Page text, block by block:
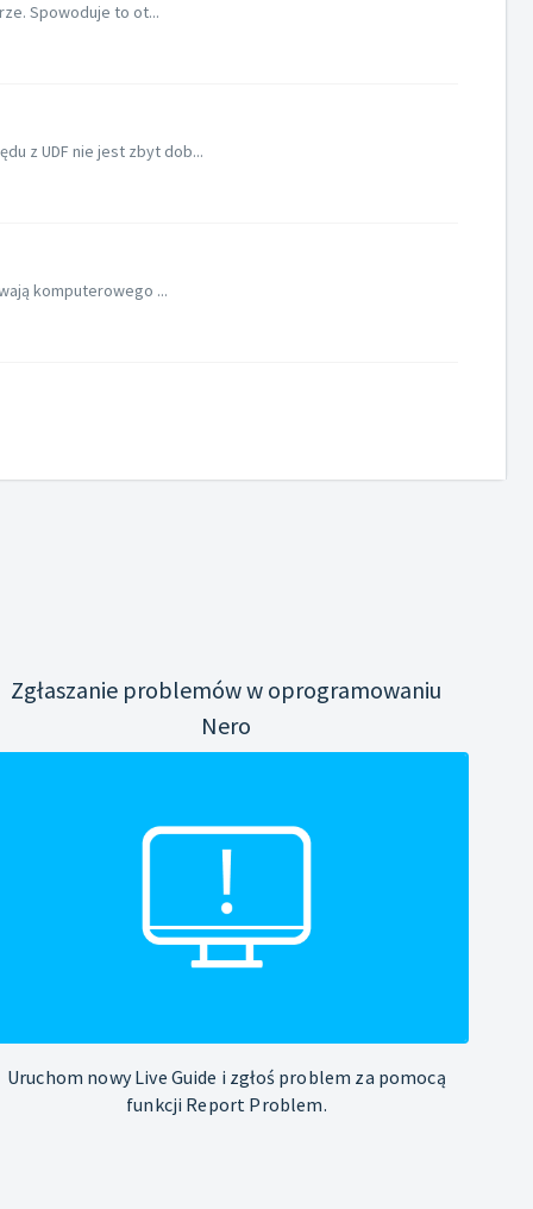
Spowoduje to ot...
z UDF nie jest zbyt dob...
komputerowego ...
Zgłaszanie problemów w oprogramowaniu
Nero
Uruchom nowy Live Guide i zgłoś problem za pomocą
funkcji Report Problem.